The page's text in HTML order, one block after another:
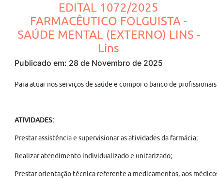
EDITAL 1072/2025
FARMACÊUTICO FOLGUISTA -
SAÚDE MENTAL (EXTERNO) LINS -
Lins
Publicado em: 28 de Novembro de 2025
Para atuar nos serviços de saúde e compor o banco de
ATIVIDADES:
Prestar assistência e supervisionar as atividades da farmácia;
Realizar atendimento individualizado e unitarizado;
Prestar orientação técnica referente a medicamentos, aos